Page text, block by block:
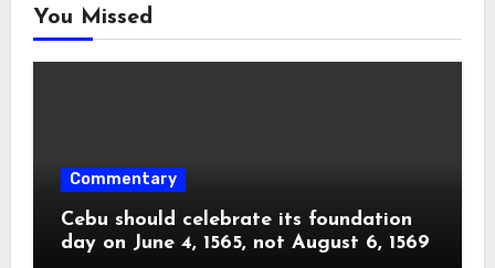
You Missed
Commentary
Cebu should celebrate its foundation
day on June 4, 1565, not August 6, 1569